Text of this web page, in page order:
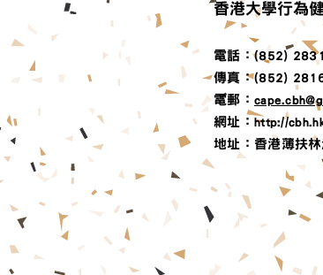
香港大學行為
電話：(852)
傳真：(852)
電郵：
​網址： http://
地址：香港薄扶